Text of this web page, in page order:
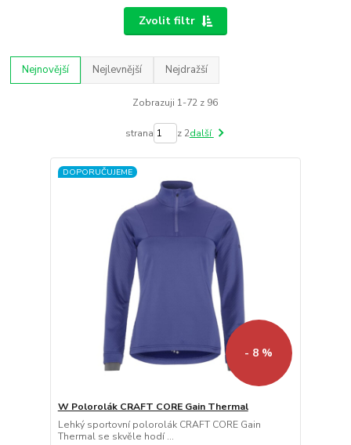
Zvolit filtr
Nejnovější Nejlevnější Nejdražší
Zobrazuji 1-72 z 96
strana z 2další
DOPORUČUJEME
- 8 %
W Polorolák CRAFT CORE Gain Thermal
Lehký sportovní polorolák CRAFT CORE Gain
Thermal se skvěle hodí ...